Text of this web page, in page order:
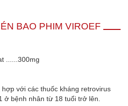
BAO PHIM VIROEF
......300mg
với các thuốc kháng retrovirus
ở bệnh nhân từ 18 tuổi trở lên.